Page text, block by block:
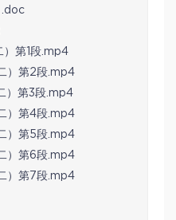
.doc
）第1段.mp4
）第2段.mp4
）第3段.mp4
）第4段.mp4
）第5段.mp4
）第6段.mp4
）第7段.mp4